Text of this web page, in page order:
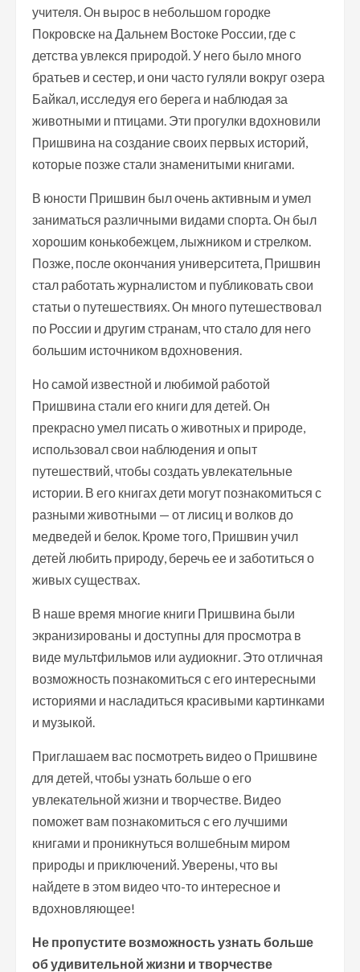
учителя. Он вырос в небольшом городке
Покровске на Дальнем Востоке России, где с
детства увлекся природой. У него было много
братьев и сестер, и они часто гуляли вокруг озера
Байкал, исследуя его берега и наблюдая за
животными и птицами. Эти прогулки вдохновили
Пришвина на создание своих первых историй,
которые позже стали знаменитыми книгами.
В юности Пришвин был очень активным и умел
заниматься различными видами спорта. Он был
хорошим конькобежцем, лыжником и стрелком.
Позже, после окончания университета, Пришвин
стал работать журналистом и публиковать свои
статьи о путешествиях. Он много путешествовал
по России и другим странам, что стало для него
большим источником вдохновения.
Но самой известной и любимой работой
Пришвина стали его книги для детей. Он
прекрасно умел писать о животных и природе,
использовал свои наблюдения и опыт
путешествий, чтобы создать увлекательные
истории. В его книгах дети могут познакомиться с
разными животными — от лисиц и волков до
медведей и белок. Кроме того, Пришвин учил
детей любить природу, беречь ее и заботиться о
живых существах.
В наше время многие книги Пришвина были
экранизированы и доступны для просмотра в
виде мультфильмов или аудиокниг. Это отличная
возможность познакомиться с его интересными
историями и насладиться красивыми картинками
и музыкой.
Приглашаем вас посмотреть видео о Пришвине
для детей, чтобы узнать больше о его
увлекательной жизни и творчестве. Видео
поможет вам познакомиться с его лучшими
книгами и проникнуться волшебным миром
природы и приключений. Уверены, что вы
найдете в этом видео что-то интересное и
вдохновляющее!
Не пропустите возможность узнать больше
об удивительной жизни и творчестве